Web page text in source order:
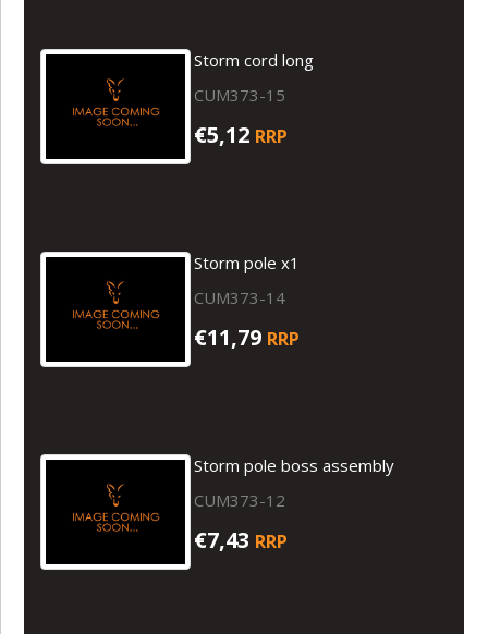
Storm cord long
CUM373-15
€5,12 RRP
Storm pole x1
CUM373-14
€11,79 RRP
Storm pole boss assembly
CUM373-12
€7,43 RRP